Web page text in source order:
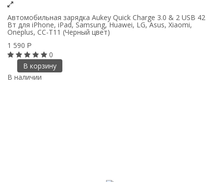
Автомобильная зарядка Aukey Quick Charge 3.0 & 2 USB 42
Вт для iPhone, iPad, Samsung, Huawei, LG, Asus, Xiaomi,
Oneplus, CC-T11 (Черный цвет)
1 590 Р
0
В корзину
В наличии